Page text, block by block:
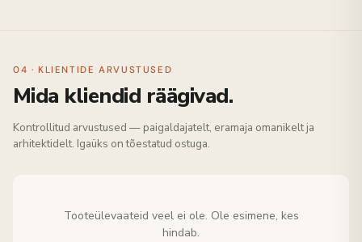
04 · KLIENTIDE ARVUSTUSED
Mida kliendid räägivad.
Kontrollitud arvustused — paigaldajatelt, eramaja omanikelt ja
arhitektidelt. Igaüks on tõestatud ostuga.
Tooteülevaateid veel ei ole. Ole esimene, kes
hindab.